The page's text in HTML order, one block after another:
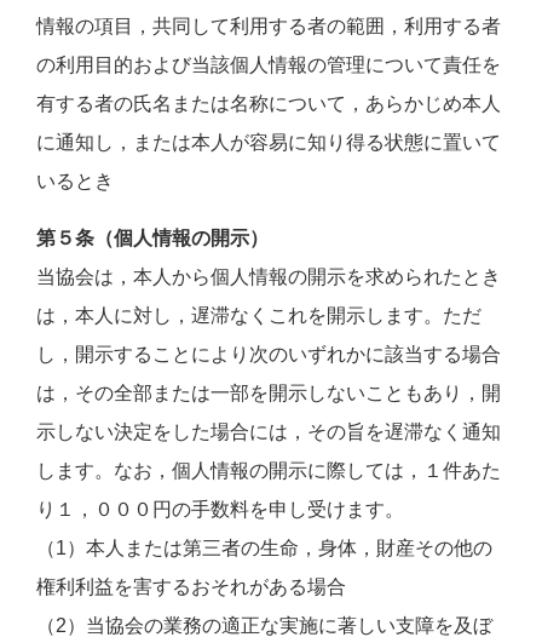
情報の項目，共同して利用する者の範囲，利用する者
の利用目的および当該個人情報の管理について責任を
有する者の氏名または名称について，あらかじめ本人
に通知し，または本人が容易に知り得る状態に置いて
いるとき
第５条（個人情報の開示）
当協会は，本人から個人情報の開示を求められたとき
は，本人に対し，遅滞なくこれを開示します。ただ
し，開示することにより次のいずれかに該当する場合
は，その全部または一部を開示しないこともあり，開
示しない決定をした場合には，その旨を遅滞なく通知
します。なお，個人情報の開示に際しては，１件あた
り１，０００円の手数料を申し受けます。
（1）本人または第三者の生命，身体，財産その他の
権利利益を害するおそれがある場合
（2）当協会の業務の適正な実施に著しい支障を及ぼ